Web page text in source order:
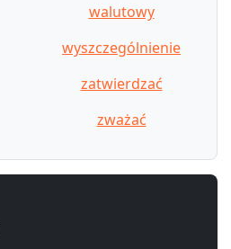
walutowy
wyszczególnienie
zatwierdzać
zważać